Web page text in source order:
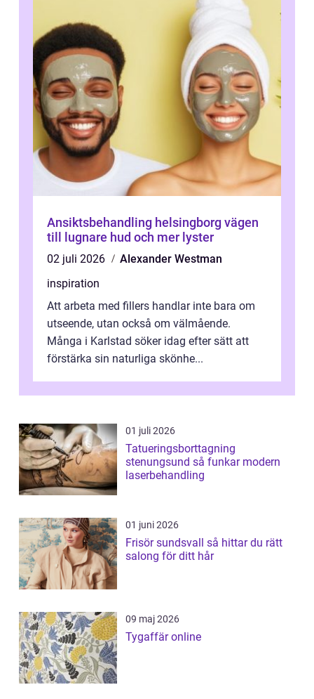
Ansiktsbehandling helsingborg vägen
till lugnare hud och mer lyster
02 juli 2026
Alexander Westman
inspiration
Att arbeta med fillers handlar inte bara om
utseende, utan också om välmående.
Många i Karlstad söker idag efter sätt att
förstärka sin naturliga skönhe...
01 juli 2026
Tatueringsborttagning
stenungsund så funkar modern
laserbehandling
01 juni 2026
Frisör sundsvall så hittar du rätt
salong för ditt hår
09 maj 2026
Tygaffär online